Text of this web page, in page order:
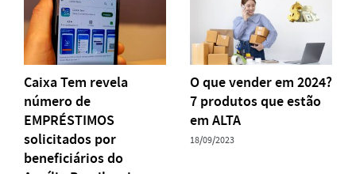
Caixa Tem revela
número de
EMPRÉSTIMOS
solicitados por
beneficiários do
O que vender em 2024?
7 produtos que estão
em ALTA
18/09/2023